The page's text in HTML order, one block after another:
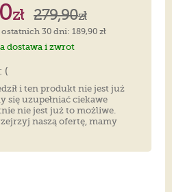
zł 279,90zł
30 dni: 189,90 zł
dostawa i zwrot
(
i ten produkt nie jest już
się uzupełniać ciekawe
nie jest już to możliwe.
naszą ofertę, mamy